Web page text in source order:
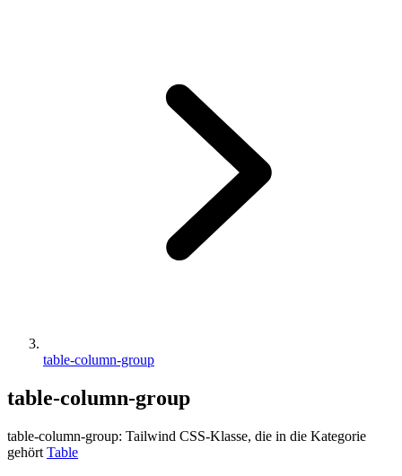
table-column-group
table-column-group
table-column-group: Tailwind CSS-Klasse, die in die Kategorie
gehört Table